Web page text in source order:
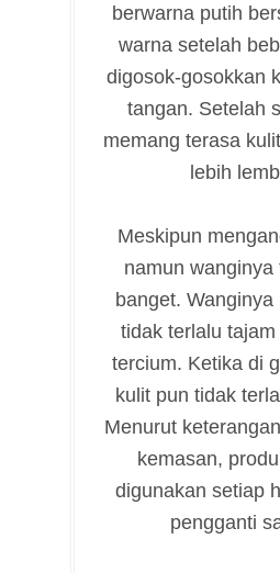
berwarna putih
warna setelah
digosok-gosokkan
tangan. Setelah
memang terasa
lebih
Meskipun
namun wanginya
banget. Wanginya
tidak terlalu
tercium. Ketika di
kulit pun tidak
Menurut
kemasan,
digunakan setiap
pengganti